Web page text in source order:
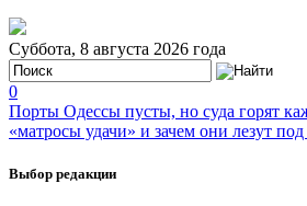
Суббота, 8 августа 2026 года
0
Порты Одессы пусты, но суда горят
«матросы удачи» и зачем они лезут
Выбор редакции